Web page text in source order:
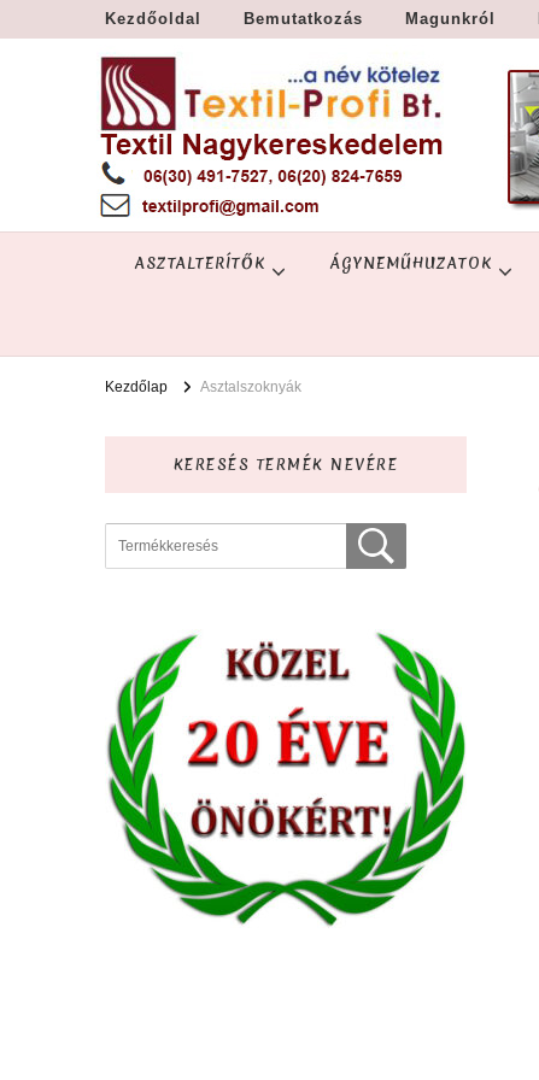
Kezdőoldal Bemutatkozás Magunkról
Textil Győr
Textil nagykereskedelem – Győr
ASZTALTERÍTŐK ÁGYNEMŰHUZATOK
Kezdőlap Asztalszoknyák
KERESÉS TERMÉK NEVÉRE